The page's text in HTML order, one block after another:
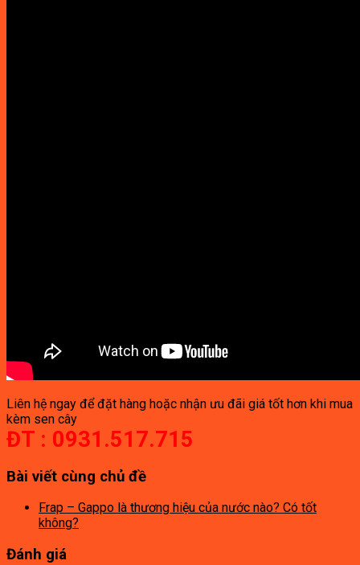
Liên hệ ngay để đặt hàng hoặc nhận ưu đãi giá tốt hơn khi mua
kèm sen cây
ĐT : 0931.517.715
Bài viết cùng chủ đề
Frap – Gappo là thương hiệu của nước nào? Có tốt
không?
Đánh giá